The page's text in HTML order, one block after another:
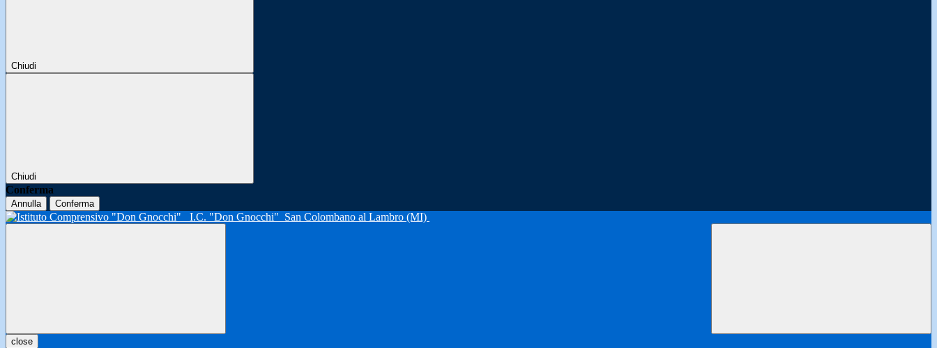
Chiudi
Chiudi
Conferma
Annulla Conferma
I.C. "Don Gnocchi" San Colombano al Lambro (MI)
close